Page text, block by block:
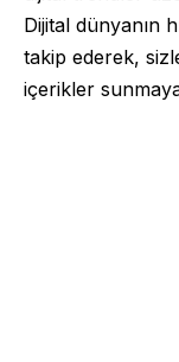
Dijital dünyanın
takip ederek,
içerikler